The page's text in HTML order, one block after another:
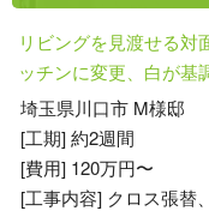
リビングを見渡せる対
ッチンに変更、白が基
埼玉県川口市 M様邸
[工期] 約2週間
[費用] 120万円〜
[工事内容] クロス張替